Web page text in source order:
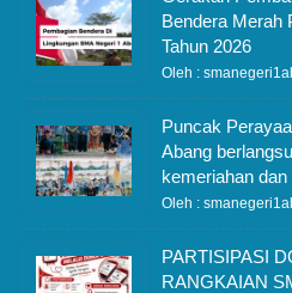
Bendera Merah
Tahun 2026
Oleh :
Puncak
Abang
kemeriahan
Oleh :
PARTISIPASI
RANGKAIAN